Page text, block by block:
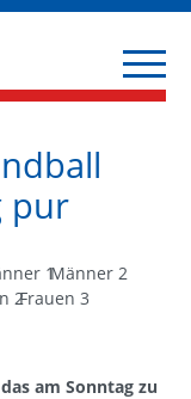
pur
1Männer 2
2Frauen 3
am Sonntag zu